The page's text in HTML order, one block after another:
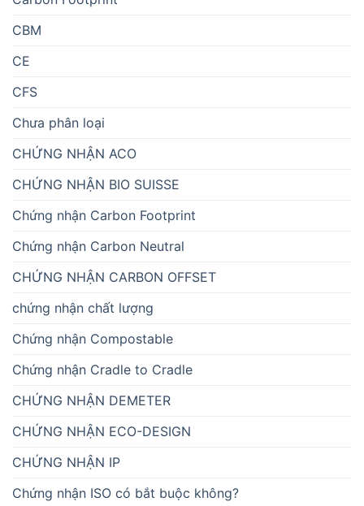
CBM
CE
CFS
Chưa phân loại
CHỨNG NHẬN ACO
CHỨNG NHẬN BIO SUISSE
Chứng nhận Carbon Footprint
Chứng nhận Carbon Neutral
CHỨNG NHẬN CARBON OFFSET
chứng nhận chất lượng
Chứng nhận Compostable
Chứng nhận Cradle to Cradle
CHỨNG NHẬN DEMETER
CHỨNG NHẬN ECO-DESIGN
CHỨNG NHẬN IP
Chứng nhận ISO có bắt buộc không?